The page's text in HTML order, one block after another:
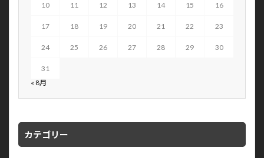
10 11 12 13 14 15 16
17 18 19 20 21 22 23
24 25 26 27 28 29 30
31
« 8月
カテゴリー